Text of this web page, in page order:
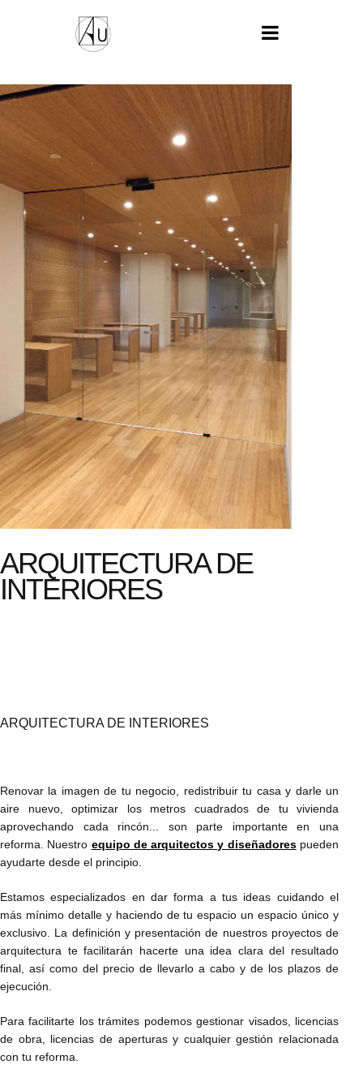
ARQUITECTURA DE
INTERIORES
ARQUITECTURA DE INTERIORES
Renovar la imagen de tu negocio, redistribuir tu casa y darle un
aire nuevo, optimizar los metros cuadrados de tu vivienda
aprovechando cada rincón... son parte importante en una
reforma. Nuestro equipo de arquitectos y diseñadorespueden
ayudarte desde el principio.
Estamos especializados en dar forma a tus ideas cuidando el
más mínimo detalle y haciendo de tu espacio un espacio único y
exclusivo. La definición y presentación de nuestros proyectos de
arquitectura te facilitarán hacerte una idea clara del resultado
final, así como del precio de llevarlo a cabo y de los plazos de
ejecución.
Para facilitarte los trámites podemos gestionar visados, licencias
de obra, licencias de aperturas y cualquier gestión relacionada
con tu reforma.